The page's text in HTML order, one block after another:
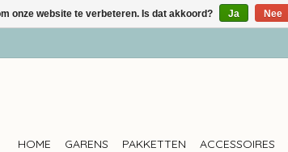
HOME GARENS PAKKETTEN ACCESSOIRES
onze website te verbeteren. Is dat akkoord? Ja Nee